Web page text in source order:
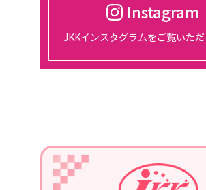
2024/01/30
て開催される『宿フェス』
2024年1月22日
第3回定例会議in長崎を、開催
青年部の協力を得て、勉強会
Instagram
JKKインスタグラムをご覧いただ